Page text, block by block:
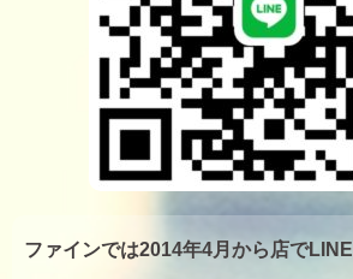
ファインでは2014年4月から店でLINE